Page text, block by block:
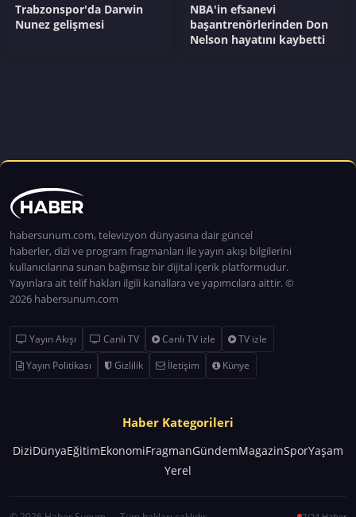
Trabzonspor'da Darwin
Nunez gelişmesi
NBA'in efsanevi
başantrenörlerinden Don
Nelson hayatını kaybetti
habersunum.com, televizyon dünyasına dair güncel
haberler, dizi ve program fragmanları ile yayın akışı bilgilerini
kullanıcılarına sunan bağımsız bir dijital içerik platformudur.
Yayınlara ait telif hakları ilgili kanallara ve yapımcılara aittir. ©
2026 habersunum.com
Yayın Akışı Canlı TV Canlı TV izle
TV izle
Yayın Politikası
Gizlilik İletişim Künye
Haber Kategorileri
DiziDünyaEğitimEkonomiFragmanGündemMagazinSporYaşam
Yerel